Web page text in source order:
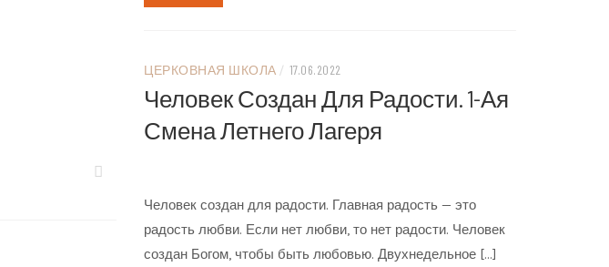
ЦЕРКОВНАЯ ШКОЛА / 17.06.2022
Человек Создан Для Радости. 1-Ая
Смена Летнего Лагеря
Человек создан для радости. Главная радость — это
радость любви. Если нет любви, то нет радости. Человек
создан Богом, чтобы быть любовью. Двухнедельное […]